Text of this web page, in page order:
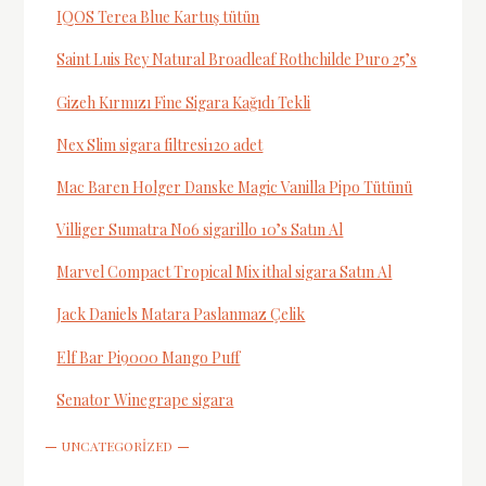
IQOS Terea Blue Kartuş tütün
Saint Luis Rey Natural Broadleaf Rothchilde Puro 25’s
Gizeh Kırmızı Fine Sigara Kağıdı Tekli
Nex Slim sigara filtresi120 adet
Mac Baren Holger Danske Magic Vanilla Pipo Tütünü
Villiger Sumatra No6 sigarillo 10’s Satın Al
Marvel Compact Tropical Mix ithal sigara Satın Al
Jack Daniels Matara Paslanmaz Çelik
Elf Bar Pi9000 Mango Puff
Senator Winegrape sigara
UNCATEGORIZED